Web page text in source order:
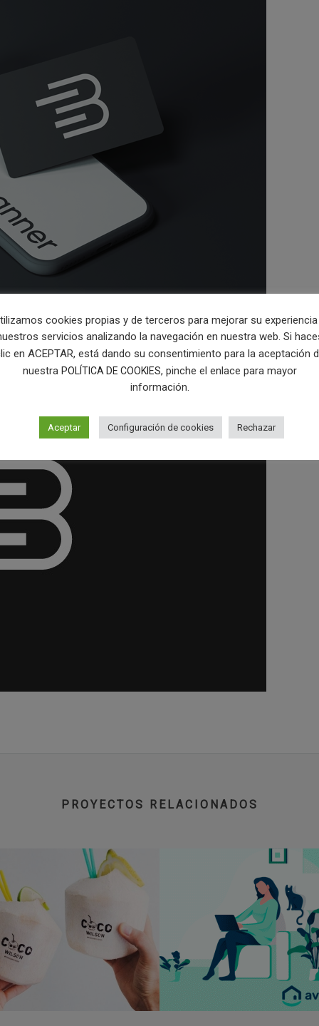
PROYECTOS RELACIONADOS
cookies propias y de terceros para mejorar su
servicios analizando la navegación en nuestra web. Si
en ACEPTAR, está dando su consentimiento para la aceptación
nuestra POLÍTICA DE COOKIES, pinche el enlace para mayor
información.
Aceptar Configuración de cookies Rechazar